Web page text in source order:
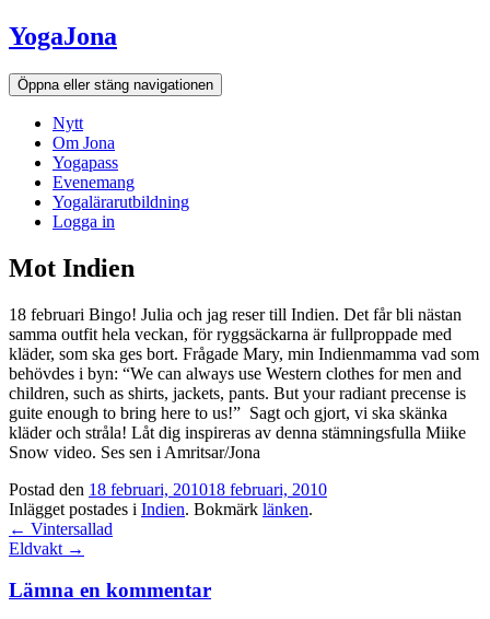
Hoppa
till
innehållet
YogaJona
Öppna eller stäng navigationen
Nytt
Om Jona
Yogapass
Evenemang
Yogalärarutbildning
Logga in
Mot Indien
18 februari Bingo! Julia och jag reser till Indien. Det får bli nästan
samma outfit hela veckan, för ryggsäckarna är fullproppade med
kläder, som ska ges bort. Frågade Mary, min Indienmamma vad som
behövdes i byn: “We can always use Western clothes for men and
children, such as shirts, jackets, pants. But your radiant precense is
guite enough to bring here to us!” Sagt och gjort, vi ska skänka
kläder och stråla! Låt dig inspireras av denna stämningsfulla Miike
Snow video. Ses sen i Amritsar/Jona
Postad den 18 februari, 201018 februari, 2010
Inlägget postades i Indien. Bokmärk länken.
Inläggsnavigation
← Vintersallad
Eldvakt →
Lämna en kommentar